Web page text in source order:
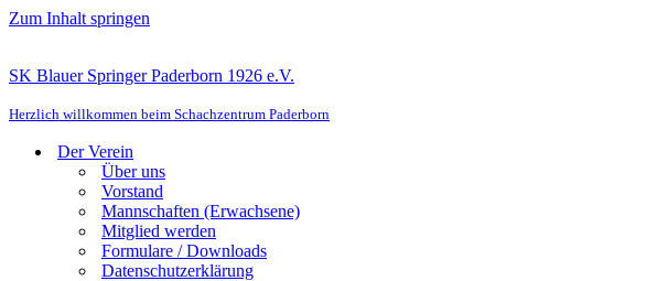
Zum Inhalt springen
SK Blauer Springer Paderborn 1926 e.V.
Herzlich willkommen beim Schachzentrum Paderborn
Der Verein
Über uns
Vorstand
Mannschaften (Erwachsene)
Mitglied werden
Formulare / Downloads
Datenschutzerklärung